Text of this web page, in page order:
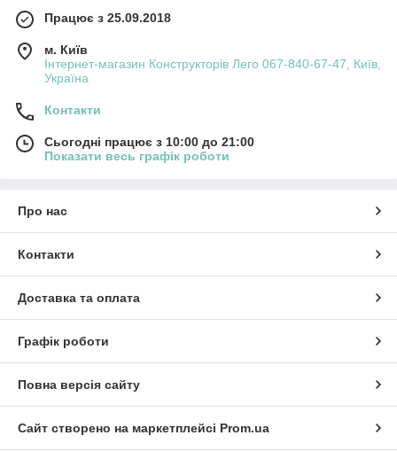
Працює з 25.09.2018
м. Київ
Інтернет-магазин Конструкторів Лего 067-840-67-47, Київ,
Україна
Контакти
Сьогодні працює з 10:00 до 21:00
Показати весь графік роботи
Про нас
Контакти
Доставка та оплата
Графік роботи
Повна версія сайту
Сайт створено на маркетплейсі Prom.ua